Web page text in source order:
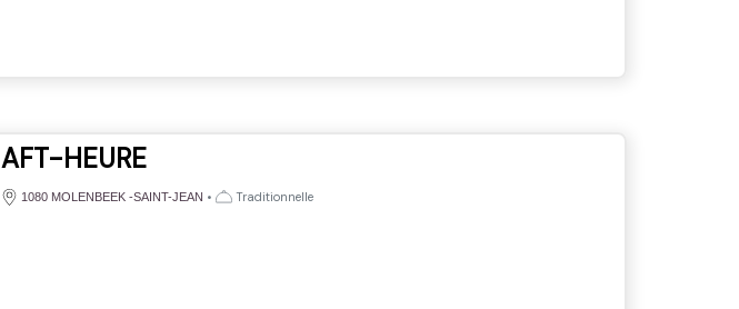
AFT-HEURE
1080 MOLENBEEK -SAINT-JEAN • Traditionnelle